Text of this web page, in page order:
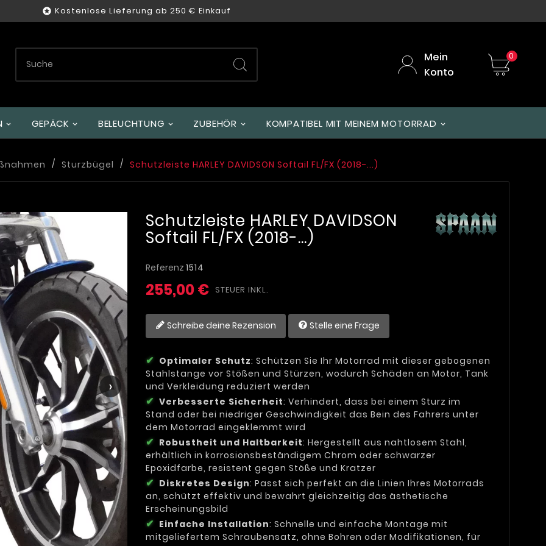
 Kostenlose Lieferung ab 250 € Einkauf
Mein
Konto
0
GEPÄCK BELEUCHTUNG ZUBEHÖR KOMPATIBEL MIT MEINEM MOTORRAD
Sturzbügel Schutzleiste HARLEY DAVIDSON Softail FL/FX (2018-...)
›
Schutzleiste HARLEY DAVIDSON
Softail FL/FX (2018-...)
Referenz 1514
255,00 € STEUER INKL.
Schreibe deine Rezension Stelle eine Frage
Optimaler Schutz: Schützen Sie Ihr Motorrad mit dieser gebogenen
Stahlstange vor Stößen und Stürzen, wodurch Schäden an Motor, Tank
und Verkleidung reduziert werden
Verbesserte Sicherheit: Verhindert, dass bei einem Sturz im
Stand oder bei niedriger Geschwindigkeit das Bein des Fahrers unter
dem Motorrad eingeklemmt wird
Robustheit und Haltbarkeit: Hergestellt aus nahtlosem Stahl,
erhältlich in korrosionsbeständigem Chrom oder schwarzer
Epoxidfarbe, resistent gegen Stöße und Kratzer
Diskretes Design: Passt sich perfekt an die Linien Ihres Motorrads
an, schützt effektiv und bewahrt gleichzeitig das ästhetische
Erscheinungsbild
Einfache Installation: Schnelle und einfache Montage mit
mitgeliefertem Schraubensatz, ohne Bohren oder Modifikationen, für